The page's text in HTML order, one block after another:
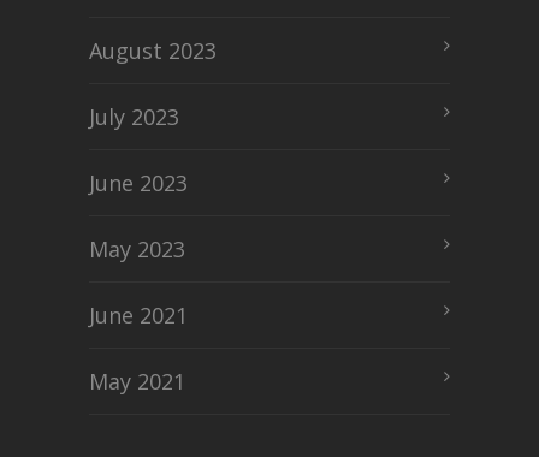
August 2023
July 2023
June 2023
May 2023
June 2021
May 2021